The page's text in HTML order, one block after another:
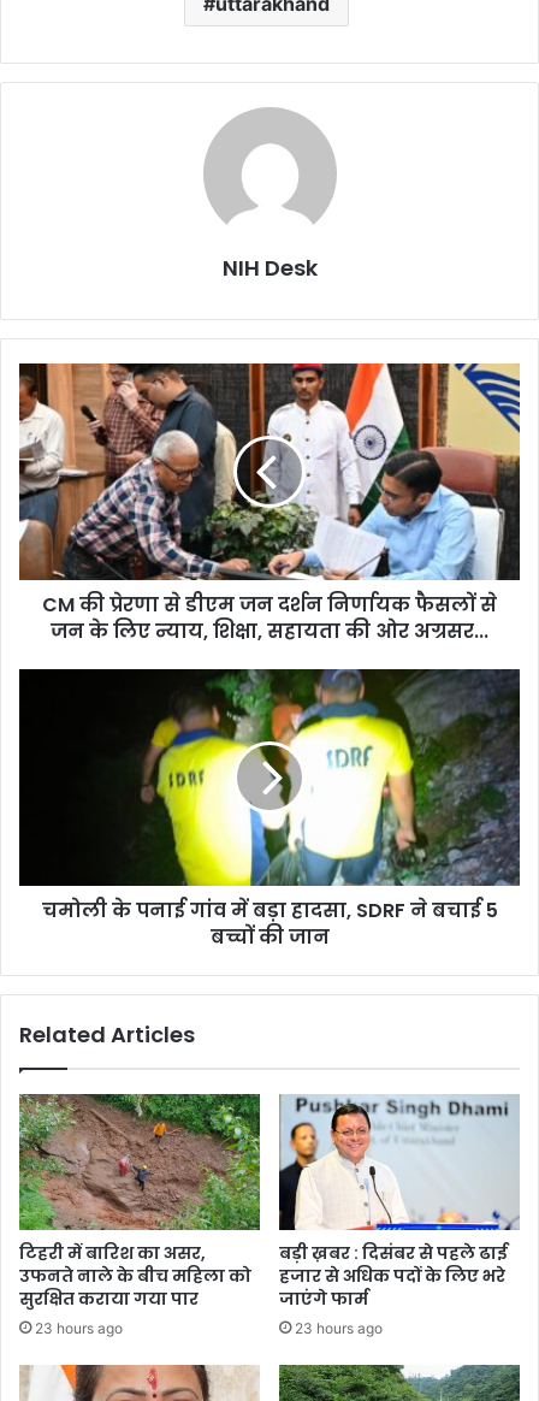
NIH Desk
CM
की
प्रेरणा
से
डीएम
जन
दर्शन
निर्णायक
फैसलों
CM की प्रेरणा से डीएम जन दर्शन निर्णायक फैसलों से
जन के लिए न्याय, शिक्षा, सहायता की ओर अग्रसर...
ने
बचाईचमोली के पनाई गांव में बड़ा हादसा, SDRF ने बचाई 5
बच्चों की जान
Related Articles
टिहरी में बारिश का असर,
उफनते नाले के बीच महिला को
सुरक्षित कराया गया पार
23 hours ago
बड़ी ख़बर : दिसंबर से पहले ढाई
हजार से अधिक पदों के लिए भरे
जाएंगे फार्म
23 hours ago